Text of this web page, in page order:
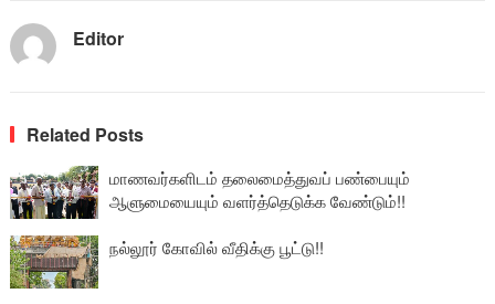
Editor
Related Posts
மாணவர்களிடம் தலைமைத்துவப் பண்பையும்
ஆளுமையையும் வளர்த்தெடுக்க வேண்டும்!!
நல்லூர் கோவில் வீதிக்கு பூட்டு!!